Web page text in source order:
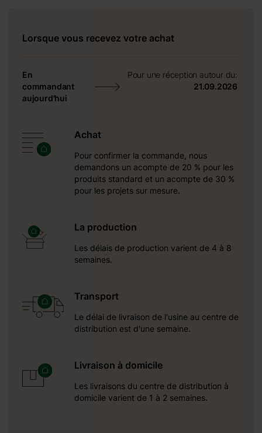
Lorsque vous recevez votre achat
En
commandant
aujourd'hui
Pour une réception autour du:
21.09.2026
Achat
Pour confirmer la commande, nous
demandons un acompte de 20 % pour les
produits standard et un acompte de 30 %
pour les projets sur mesure.
La production
Les délais de production varient de 4 à 8
semaines.
Transport
Le délai de livraison de l'usine au centre de
distribution est d'une semaine.
Livraison à domicile
Les livraisons du centre de distribution à
domicile varient de 1 à 2 semaines.